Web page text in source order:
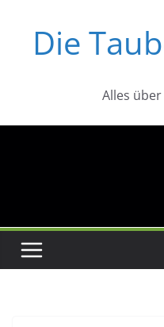
springenDie
Alles